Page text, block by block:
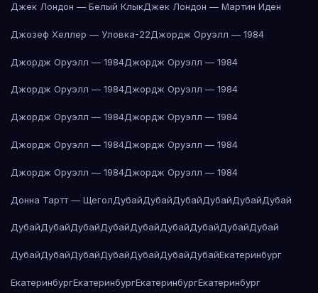
Джек Лондон — Белый КлыкДжек Лондон — Мартин Иден
Джозеф Хеллер — Уловка-22Джордж Оруэлл — 1984
Джордж Оруэлл — 1984Джордж Оруэлл — 1984
Джордж Оруэлл — 1984Джордж Оруэлл — 1984
Джордж Оруэлл — 1984Джордж Оруэлл — 1984
Джордж Оруэлл — 1984Джордж Оруэлл — 1984
Джордж Оруэлл — 1984Джордж Оруэлл — 1984
Донна Тартт — ЩеголДубайДубайДубайДубайДубайДубай
ДубайДубайДубайДубайДубайДубайДубайДубайДубай
ДубайДубайДубайДубайДубайДубайДубайЕкатеринбург
ЕкатеринбургЕкатеринбургЕкатеринбургЕкатеринбург